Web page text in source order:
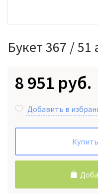
Букет 367 /
8 951 руб.
Добавить в